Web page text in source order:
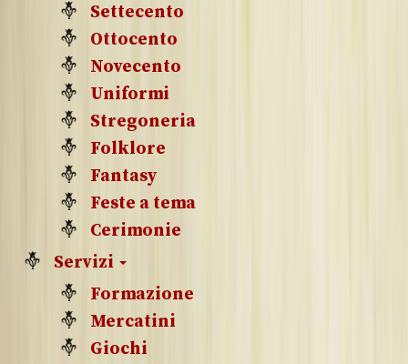
Settecento
Ottocento
Novecento
Uniformi
Stregoneria
Folklore
Fantasy
Feste a tema
Cerimonie
Servizi
Formazione
Mercatini
Giochi